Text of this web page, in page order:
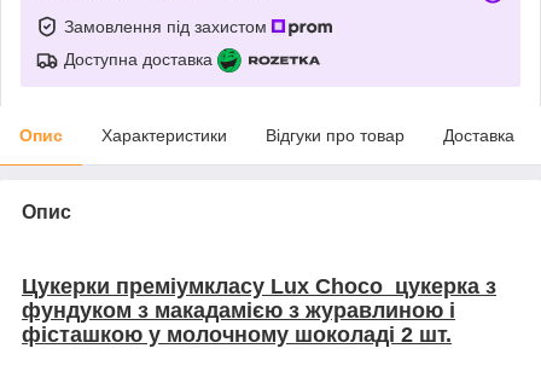
Замовлення під захистом
Доступна доставка
Опис Характеристики Відгуки про товар Доставка
Опис
Цукерки преміумкласу Lux Choco цукерка з
фундуком з макадамією з журавлиною і
фісташкою у молочному шоколаді 2 шт.